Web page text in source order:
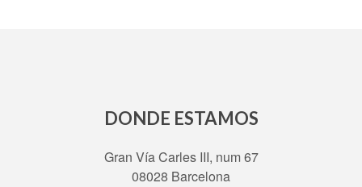
DONDE ESTAMOS
Gran Vía Carles III, num 67
08028 Barcelona